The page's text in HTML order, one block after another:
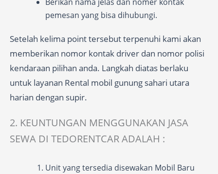
pemesan yang bisa dihubungi.
Setelah kelima point tersebut terpenuhi kami akan
memberikan nomor kontak driver dan nomor polisi
kendaraan pilihan anda. Langkah diatas berlaku
untuk layanan Rental mobil gunung sahari utara
harian dengan supir.
2. KEUNTUNGAN MENGGUNAKAN JASA
SEWA DI TEDORENTCAR ADALAH :
Unit yang tersedia disewakan Mobil Baru